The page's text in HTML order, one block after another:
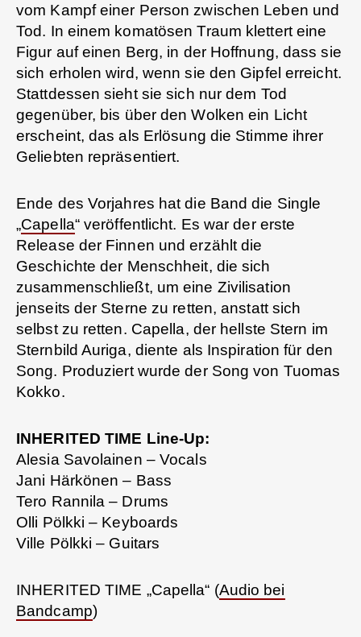
vom Kampf einer Person zwischen Leben und
Tod. In einem komatösen Traum klettert eine
Figur auf einen Berg, in der Hoffnung, dass sie
sich erholen wird, wenn sie den Gipfel erreicht.
Stattdessen sieht sie sich nur dem Tod
gegenüber, bis über den Wolken ein Licht
erscheint, das als Erlösung die Stimme ihrer
Geliebten repräsentiert.
Ende des Vorjahres hat die Band die Single
„Capella“ veröffentlicht. Es war der erste
Release der Finnen und erzählt die
Geschichte der Menschheit, die sich
zusammenschließt, um eine Zivilisation
jenseits der Sterne zu retten, anstatt sich
selbst zu retten. Capella, der hellste Stern im
Sternbild Auriga, diente als Inspiration für den
Song. Produziert wurde der Song von Tuomas
Kokko.
INHERITED TIME Line-Up:
Alesia Savolainen – Vocals
Jani Härkönen – Bass
Tero Rannila – Drums
Olli Pölkki – Keyboards
Ville Pölkki – Guitars
INHERITED TIME „Capella“ (Audio bei
Bandcamp)